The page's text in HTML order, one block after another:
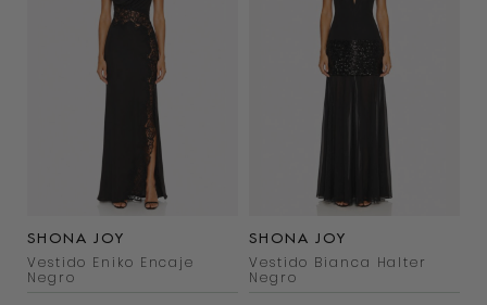
SHONA JOY
Vestido Eniko Encaje
Negro
SHONA JOY
Vestido Bianca Halter
Negro